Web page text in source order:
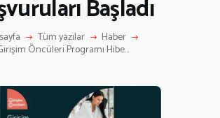
Başladı
Tüm yazılar Haber
Öncüleri Programı Hibe...
ÇOCUK
SANAT